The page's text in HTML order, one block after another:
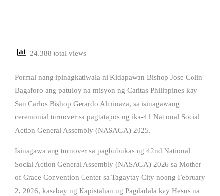
24,388 total views
Pormal nang ipinagkatiwala ni Kidapawan Bishop Jose Colin
Bagaforo ang patuloy na misyon ng Caritas Philippines kay
San Carlos Bishop Gerardo Alminaza, sa isinagawang
ceremonial turnover sa pagtatapos ng ika-41 National Social
Action General Assembly (NASAGA) 2025.
Isinagawa ang turnover sa pagbubukas ng 42nd National
Social Action General Assembly (NASAGA) 2026 sa Mother
of Grace Convention Center sa Tagaytay City noong February
2, 2026, kasabay ng Kapistahan ng Pagdadala kay Hesus na